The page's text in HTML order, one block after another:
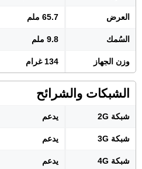
العرض 65.7 ملم
السُمك 9.8 ملم
وزن الجهاز 134 غرام
الشبكات والشرائح
شبكة 2G يدعم
شبكة 3G يدعم
شبكة 4G يدعم